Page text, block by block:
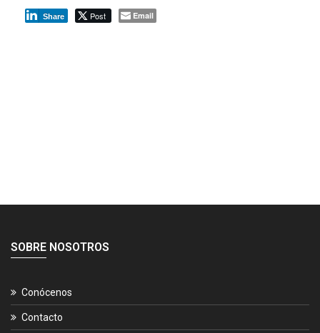
Share Post Email
SOBRE NOSOTROS
Conócenos
Contacto